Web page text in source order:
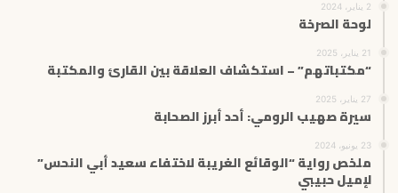
2 يناير، 2024
لوحة الصرخة
21 يناير، 2025
“مكتباتهم” – استكشاف العلاقة بين القارئ والمكتبة
27 يناير، 2025
سيرة صهيب الرومي: أحد أبرز الصحابة
23 يونيو، 2024
ملخص رواية “الوقائع الغريبة لاختفاء سعيد أبي النحس”
لإميل حبيبي